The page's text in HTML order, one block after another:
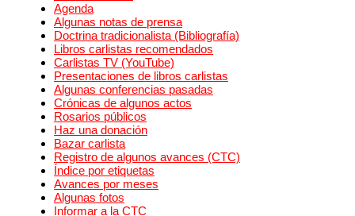
Agenda
Algunas notas de prensa
Doctrina tradicionalista (Bibliografía)
Libros carlistas recomendados
Carlistas TV (YouTube)
Presentaciones de libros carlistas
Algunas conferencias pasadas
Crónicas de algunos actos
Rosarios públicos
Haz una donación
Bazar carlista
Registro de algunos avances (CTC)
Índice por etiquetas
Avances por meses
Algunas fotos
Informar a la CTC